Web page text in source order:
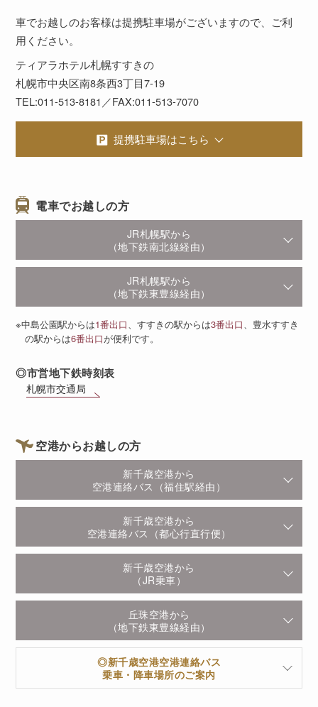
車でお越しのお客様は提携駐車場がございますので、ご利
用ください。
ティアラホテル札幌すすきの
札幌市中央区南8条西3丁目7-19
TEL:011-513-8181／FAX:011-513-7070
提携駐車場はこちら
電車でお越しの方
JR札幌駅から
（地下鉄南北線経由）
JR札幌駅から
（地下鉄東豊線経由）
※中島公園駅からは1番出口 、すすきの駅からは3番出口
、豊水すすき
の駅からは6番出口が便利です。
◎市営地下鉄時刻表
札幌市交通局
空港からお越しの方
新千歳空港から
空港連絡バス（福住駅経由）
新千歳空港から
空港連絡バス（都心行直行便）
新千歳空港から
（JR乗車）
丘珠空港から
（地下鉄東豊線経由）
◎新千歳空港空港連絡バス
乗車・降車場所のご案内